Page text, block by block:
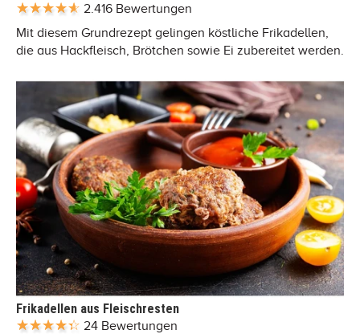
2.416 Bewertungen
Mit diesem Grundrezept gelingen köstliche Frikadellen,
die aus Hackfleisch, Brötchen sowie Ei zubereitet werden.
Frikadellen aus Fleischresten
24 Bewertungen